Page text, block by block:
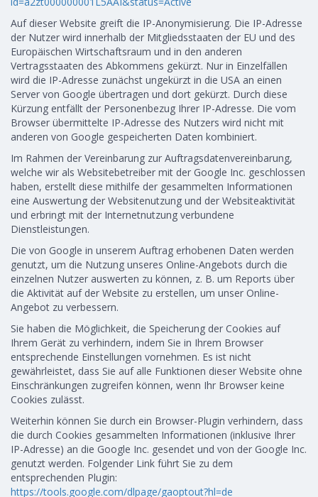
Auf dieser Website greift die IP-Anonymisierung. Die IP-Adresse
der Nutzer wird innerhalb der Mitgliedsstaaten der EU und des
Europäischen Wirtschaftsraum und in den anderen
Vertragsstaaten des Abkommens gekürzt. Nur in Einzelfällen
wird die IP-Adresse zunächst ungekürzt in die USA an einen
Server von Google übertragen und dort gekürzt. Durch diese
Kürzung entfällt der Personenbezug Ihrer IP-Adresse. Die vom
Browser übermittelte IP-Adresse des Nutzers wird nicht mit
anderen von Google gespeicherten Daten kombiniert.
Im Rahmen der Vereinbarung zur Auftragsdatenvereinbarung,
welche wir als Websitebetreiber mit der Google Inc. geschlossen
haben, erstellt diese mithilfe der gesammelten Informationen
eine Auswertung der Websitenutzung und der Websiteaktivität
und erbringt mit der Internetnutzung verbundene
Dienstleistungen.
Die von Google in unserem Auftrag erhobenen Daten werden
genutzt, um die Nutzung unseres Online-Angebots durch die
einzelnen Nutzer auswerten zu können, z. B. um Reports über
die Aktivität auf der Website zu erstellen, um unser Online-
Angebot zu verbessern.
Sie haben die Möglichkeit, die Speicherung der Cookies auf
Ihrem Gerät zu verhindern, indem Sie in Ihrem Browser
entsprechende Einstellungen vornehmen. Es ist nicht
gewährleistet, dass Sie auf alle Funktionen dieser Website ohne
Einschränkungen zugreifen können, wenn Ihr Browser keine
Cookies zulässt.
Weiterhin können Sie durch ein Browser-Plugin verhindern, dass
die durch Cookies gesammelten Informationen (inklusive Ihrer
IP-Adresse) an die Google Inc. gesendet und von der Google Inc.
genutzt werden. Folgender Link führt Sie zu dem
entsprechenden Plugin:
https://tools.google.com/dlpage/gaoptout?hl=de